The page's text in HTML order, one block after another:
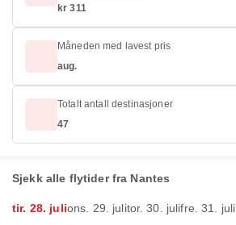
kr 311
Måneden med lavest pris
aug.
Totalt antall destinasjoner
47
Sjekk alle flytider fra Nantes
tir. 28. julions. 29. julitor. 30. julifre. 31. juli